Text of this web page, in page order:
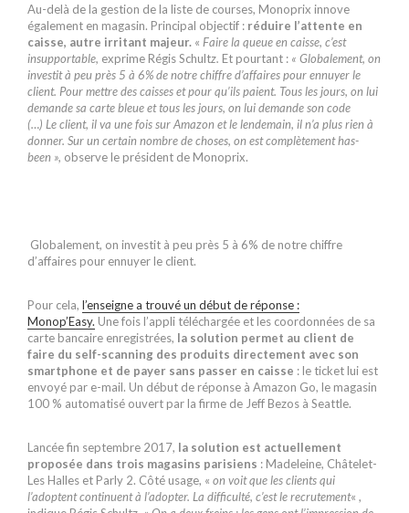
Au-delà de la gestion de la liste de courses, Monoprix innove
également en magasin. Principal objectif : réduire l’attente en
caisse, autre irritant majeur. « Faire la queue en caisse, c’est
insupportable, exprime Régis Schultz. Et pourtant : « Globalement, on
investit à peu près 5 à 6% de notre chiffre d’affaires pour ennuyer le
client. Pour mettre des caisses et pour qu’ils paient. Tous les jours, on lui
demande sa carte bleue et tous les jours, on lui demande son code
(…) Le client, il va une fois sur Amazon et le lendemain, il n’a plus rien à
donner. Sur un certain nombre de choses, on est complètement has-
been », observe le président de Monoprix.
Globalement, on investit à peu près 5 à 6% de notre chiffre
d’affaires pour ennuyer le client.
Pour cela, l’enseigne a trouvé un début de réponse :
Monop’Easy. Une fois l’appli téléchargée et les coordonnées de sa
carte bancaire enregistrées, la solution permet au client de
faire du self-scanning des produits directement avec son
smartphone et de payer sans passer en caisse : le ticket lui est
envoyé par e-mail. Un début de réponse à Amazon Go, le magasin
100 % automatisé ouvert par la firme de Jeff Bezos à Seattle.
Lancée fin septembre 2017, la solution est actuellement
proposée dans trois magasins parisiens : Madeleine, Châtelet-
Les Halles et Parly 2. Côté usage, « on voit que les clients qui
l’adoptent continuent à l’adopter. La difficulté, c’est le recrutement« ,